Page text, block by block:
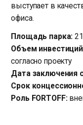
выступает в
офиса.
Площадь парка:
Объем
согласно проекту
Дата заключения
Срок
Роль FORTOFF: